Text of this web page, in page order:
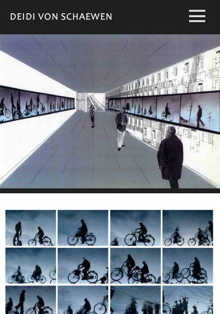
DEIDI VON SCHAEWEN
DEIDI VON SCHAEWEN